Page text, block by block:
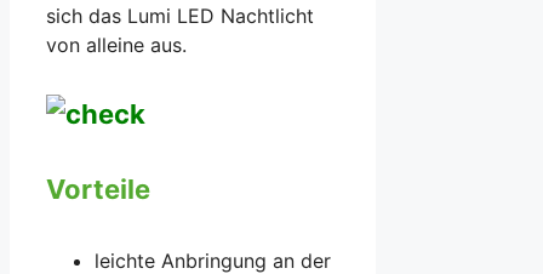
sich das Lumi LED Nachtlicht
von alleine aus.
Vorteile
leichte Anbringung an der